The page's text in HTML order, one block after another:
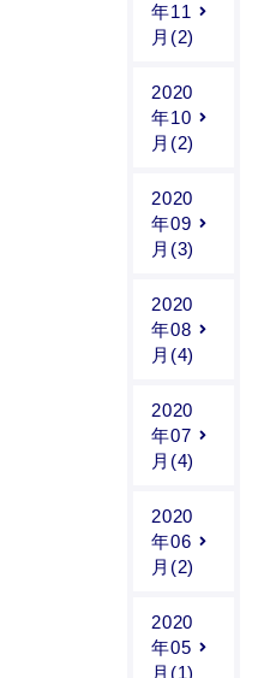
年11
月(2)
2020
年10
月(2)
2020
年09
月(3)
2020
年08
月(4)
2020
年07
月(4)
2020
年06
月(2)
2020
年05
月(1)